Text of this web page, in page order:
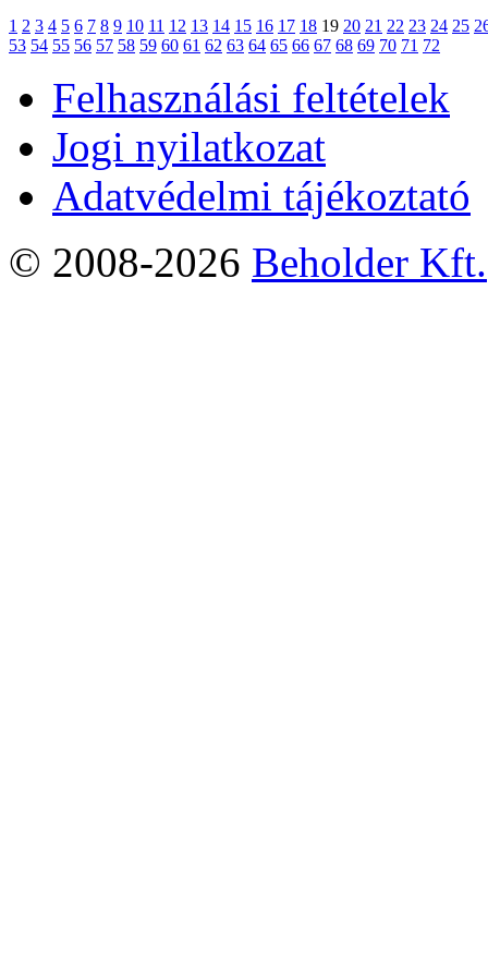
1 2 3 4 5 6 7 8 9 10 11 12 13 14 15 16 17 18 19 20 21 22 23 24 25
53 54 55 56 57 58 59 60 61 62 63 64 65 66 67 68 69 70 71 72
Felhasználási feltételek
Jogi nyilatkozat
Adatvédelmi tájékoztató
© 2008-2026 Beholder Kft.